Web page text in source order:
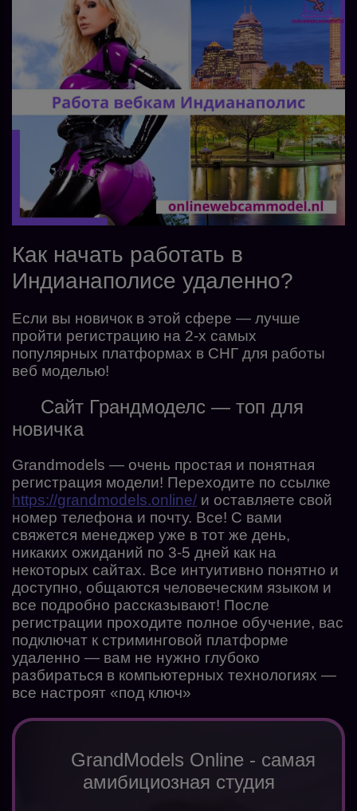
Как начать работать в
Индианаполисе удаленно?
Если вы новичок в этой сфере — лучше
пройти регистрацию на 2-х самых
популярных платформах в СНГ для работы
веб моделью!
Сайт Грандмоделс — топ для
новичка
Grandmodels — очень простая и понятная
регистрация модели! Переходите по ссылке
https://grandmodels.online/ и оставляете свой
номер телефона и почту. Все! С вами
свяжется менеджер уже в тот же день,
никаких ожиданий по 3-5 дней как на
некоторых сайтах. Все интуитивно понятно и
доступно, общаются человеческим языком и
все подробно рассказывают! После
регистрации проходите полное обучение, вас
подключат к стриминговой платформе
удаленно — вам не нужно глубоко
разбираться в компьютерных технологиях —
все настроят «под ключ»
GrandModels Online - самая
амибициозная студия